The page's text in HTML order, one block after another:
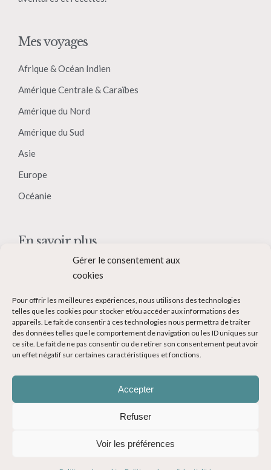
Gérer le consentement aux
cookies
Pour offrir les meilleures expériences, nous utilisons des technologies
telles que les cookies pour stocker et/ou accéder aux informations des
appareils. Le fait de consentir à ces technologies nous permettra de traiter
des données telles que le comportement de navigation ou les ID uniques sur
ce site. Le fait de ne pas consentir ou de retirer son consentement peut avoir
un effet négatif sur certaines caractéristiques et fonctions.
Accepter
Refuser
Voir les préférences
Mes voyages
Afrique & Océan Indien
Amérique Centrale & Caraïbes
Amérique du Nord
Amérique du Sud
Asie
Europe
Océanie
En savoir plus
Contact
Devenir Blogueur voyage
Ma Bucket List
© Copyright 2014-2024 - Evasions Gourmandes Blog Voyage - Tous